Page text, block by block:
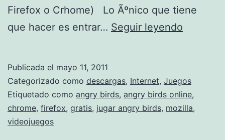
s
m
e
Firefox o Crhome) Lo Ãºnico que tiene
que hacer es entrar… Seguir leyendo
a
r
A
Publicada el mayo 11, 2011
Categorizado como descargas, Internet, Juegos
Etiquetado como angry birds, angry birds online,
chrome, firefox, gratis, jugar angry birds, mozilla,
videojuegos